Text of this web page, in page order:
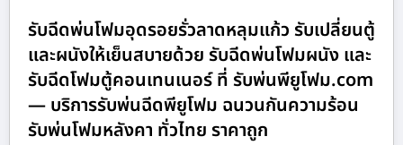
รับฉีดพ่นโฟมอุดรอยรั่วลาดหลุมแก้ว รับเปลี่ยนตู้
และผนังให้เย็นสบายด้วย รับฉีดพ่นโฟมผนัง และ
รับฉีดโฟมตู้คอนเทนเนอร์ ที่ รับพ่นพียูโฟม.com
— บริการรับพ่นฉีดพียูโฟม ฉนวนกันความร้อน
รับพ่นโฟมหลังคา ทั่วไทย ราคาถูก